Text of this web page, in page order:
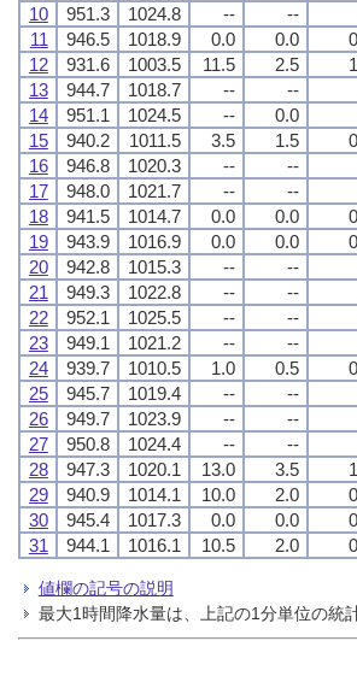
10
951.3 1024.8 -- --
11
946.5 1018.9 0.0 0.0
12
931.6 1003.5 11.5 2.5
13
944.7 1018.7 -- --
14
951.1 1024.5 -- 0.0
15
940.2 1011.5 3.5 1.5
16
946.8 1020.3 -- --
17
948.0 1021.7 -- --
18
941.5 1014.7 0.0 0.0
19
943.9 1016.9 0.0 0.0
20
942.8 1015.3 -- --
21
949.3 1022.8 -- --
22
952.1 1025.5 -- --
23
949.1 1021.2 -- --
24
939.7 1010.5 1.0 0.5
25
945.7 1019.4 -- --
26
949.7 1023.9 -- --
27
950.8 1024.4 -- --
28
947.3 1020.1 13.0 3.5
29
940.9 1014.1 10.0 2.0
30
945.4 1017.3 0.0 0.0
31
944.1 1016.1 10.5 2.0
値欄の記号の説明
最大1時間降水量は、上記の1分単位の統